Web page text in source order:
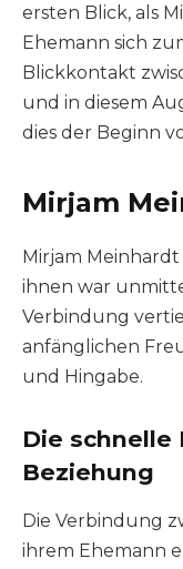
ersten Blick, als
Ehemann sich
Blickkontakt
und in diesem
dies der Beginn
Mirjam
Mirjam Meinhardt
ihnen war
Verbindung
anfänglichen
und Hingabe.
Die schnelle
Beziehung
Die Verbindung
ihrem Ehemann